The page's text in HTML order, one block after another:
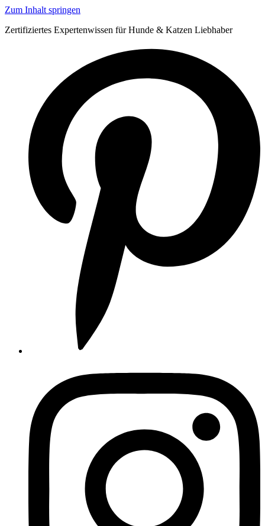
Zum Inhalt springen
Zertifiziertes Expertenwissen für Hunde & Katzen Liebhaber